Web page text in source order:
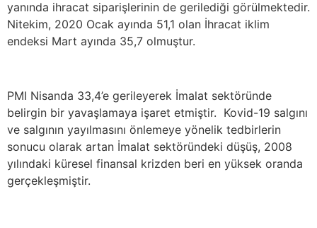
yanında ihracat siparişlerinin de gerilediği görülmektedir.
Nitekim, 2020 Ocak ayında 51,1 olan İhracat iklim
endeksi Mart ayında 35,7 olmuştur.
PMI Nisanda 33,4’e gerileyerek İmalat sektöründe
belirgin bir yavaşlamaya işaret etmiştir. Kovid-19 salgını
ve salgının yayılmasını önlemeye yönelik tedbirlerin
sonucu olarak artan İmalat sektöründeki düşüş, 2008
yılındaki küresel finansal krizden beri en yüksek oranda
gerçekleşmiştir.